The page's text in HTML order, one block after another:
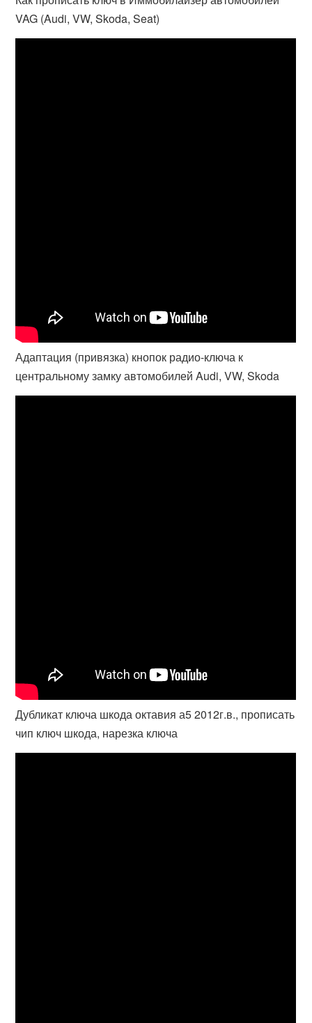
VAG (Audi, VW, Skoda, Seat)
Адаптация (привязка) кнопок радио-ключа к
центральному замку автомобилей Audi, VW, Skoda
Дубликат ключа шкода октавия а5 2012г.в., прописать
чип ключ шкода, нарезка ключа